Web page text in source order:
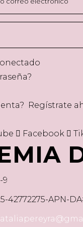
Regístrate
Facebook
9
42772275-APN-